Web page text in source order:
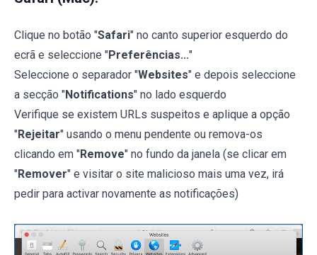
Clique no botão "Safari" no canto superior esquerdo do
ecrã e seleccione "Preferências..."
Seleccione o separador "Websites" e depois seleccione
a secção "Notifications" no lado esquerdo
Verifique se existem URLs suspeitos e aplique a opção
"Rejeitar" usando o menu pendente ou remova-os
clicando em "Remove" no fundo da janela (se clicar em
"Remover" e visitar o site malicioso mais uma vez, irá
pedir para activar novamente as notificações)